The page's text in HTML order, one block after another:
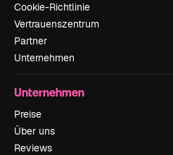
Cookie-Richtlinie
Vertrauenszentrum
Partner
Unternehmen
Unternehmen
Preise
Über uns
Reviews